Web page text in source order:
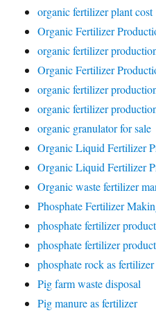
organic fertilizer plant cost
Organic Fertilizer
organic fertilizer
Organic Fertilizer
organic fertilizer
organic fertilizer
organic granulator for sale
Organic Liquid Fertilizer
Organic Liquid Fertilizer
Organic waste fertilizer
Phosphate Fertilizer
phosphate fertilizer
phosphate fertilizer
phosphate rock as fertilizer
Pig farm waste disposal
Pig manure as fertilizer